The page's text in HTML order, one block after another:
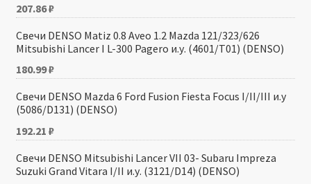
207.86₽
Свечи DENSO Matiz 0.8 Aveo 1.2 Mazda 121/323/626
Mitsubishi Lancer I L-300 Pagero и.у. (4601/T01) (DENSO)
180.99₽
Свечи DENSO Mazda 6 Ford Fusion Fiesta Focus I/II/III и.у
(5086/D131) (DENSO)
192.21 ₽
Свечи DENSO Mitsubishi Lancer VII 03- Subaru Impreza
Suzuki Grand Vitara I/II и.у. (3121/D14) (DENSO)